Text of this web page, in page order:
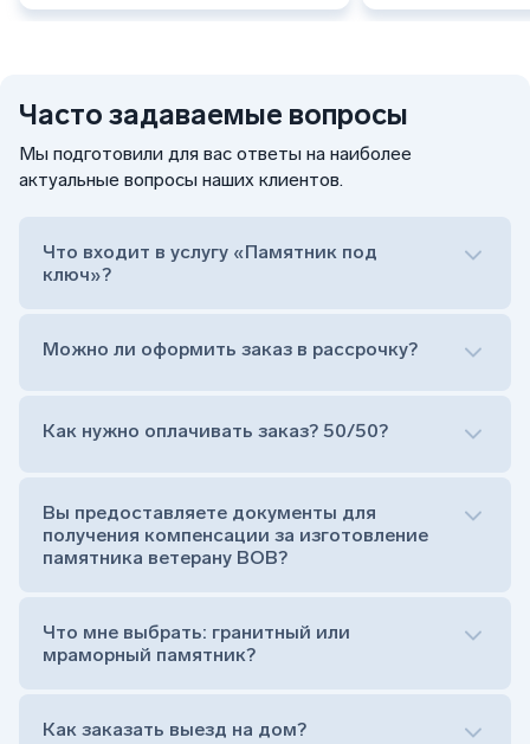
Часто задаваемые вопросы
Мы подготовили для вас ответы на наиболее
актуальные вопросы наших клиентов.
Что входит в услугу «Памятник под
ключ»?
Сам комплект памятника:
Тумба (постамент, на который при помощи
штыря устанавливается стела)
Цветник (обрамление могилки, бывает, что
Обработка и сверловка комплекта
Расположение символа веры (крестик или
на символ веры или вовсе портрет не рисовать)
Можно ли оформить заказ в рассрочку?
Как нужно оплачивать заказ? 50/50?
Вы предоставляете документы для
получения компенсации за изготовление
памятника ветерану ВОВ?
Что мне выбрать: гранитный или
мраморный памятник?
Как заказать выезд на дом?